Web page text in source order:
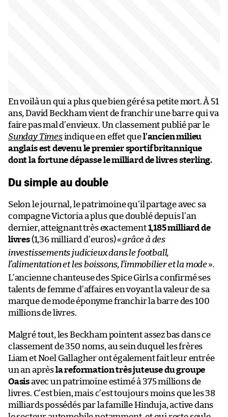
En voilà un qui a plus que bien géré sa petite mort. À 51
ans, David Beckham vient de franchir une barre qui va
faire pas mal d’envieux. Un classement publié par le
Sunday Timesindique en effet quel’ancien milieu
anglais est devenu le premier sportif britannique
dont la fortune dépasse le milliard de livres sterling.
Du simple au double
Selon le journal, le patrimoine qu’il partage avec sa
compagne Victoria a plus que doublé depuis l’an
dernier, atteignant très exactement1,185 milliard de
livres(1,36 milliard d’euros)«grâce à des
investissements judicieux dans le football,
l’alimentation et les boissons, l’immobilier et la mode».
L’ancienne chanteuse des Spice Girls a confirmé ses
talents de femme d’affaires en voyant la valeur de sa
marque de mode éponyme franchir la barre des 100
millions de livres.
Malgré tout, les Beckham pointent assez bas dans ce
classement de 350 noms, au sein duquel les frères
Liam et Noel Gallagher ont également fait leur entrée
un an aprèsla reformation très juteuse du groupe
Oasisavec un patrimoine estimé à 375 millions de
livres. C’est bien, mais c’est toujours moins que les 38
milliards possédés par la famille Hinduja, active dans